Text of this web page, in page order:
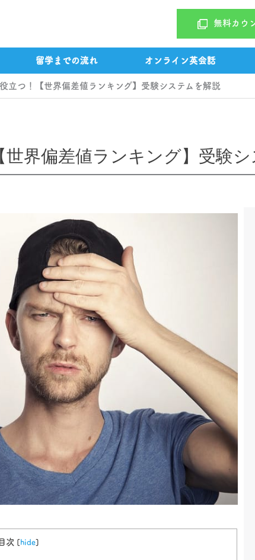
無料カウ
留学までの流れ オンライン英会話
立つ！【世界偏差値ランキング】受験システムを解説
界偏差値ランキング】受験
次 [hide]